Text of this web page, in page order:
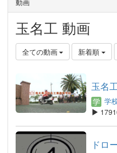
玉名工 動画
全ての動画 新着順
玉名
学
ドロ